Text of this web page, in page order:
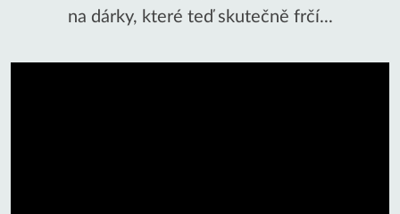
na dárky, které teď skutečně frčí...